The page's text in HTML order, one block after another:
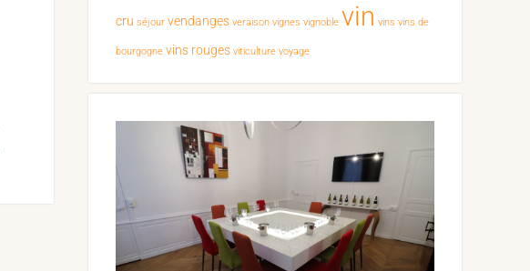
cru séjour vendanges veraison vignes vignoble vin vins vins de
bourgogne vins rouges viticulture voyage